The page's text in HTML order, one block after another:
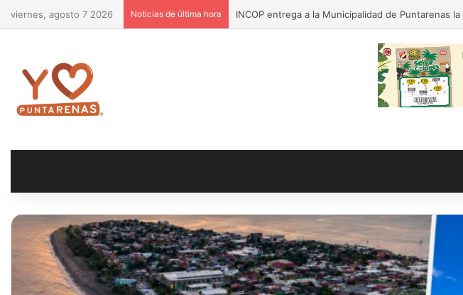
viernes, agosto 7 2026 Noticias de última hora INCOP entrega a la Municipalidad de Puntarenas